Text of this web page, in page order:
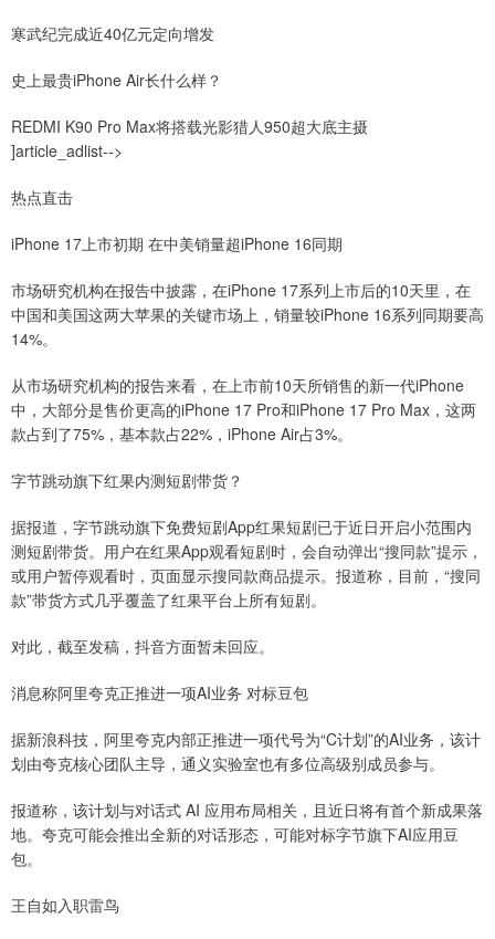
寒武纪完成近40亿元定向增发
史上最贵iPhone Air长什么样？
REDMI K90 Pro Max将搭载光影猎人950超大底主摄
]article_adlist-->
热点直击
iPhone 17上市初期 在中美销量超iPhone 16同期
市场研究机构在报告中披露，在iPhone 17系列上市后的10天里，在
中国和美国这两大苹果的关键市场上，销量较iPhone 16系列同期要高
14%。
从市场研究机构的报告来看，在上市前10天所销售的新一代iPhone
中，大部分是售价更高的iPhone 17 Pro和iPhone 17 Pro Max，这两
款占到了75%，基本款占22%，iPhone Air占3%。
字节跳动旗下红果内测短剧带货？
据报道，字节跳动旗下免费短剧App红果短剧已于近日开启小范围内
测短剧带货。用户在红果App观看短剧时，会自动弹出“搜同款”提示，
或用户暂停观看时，页面显示搜同款商品提示。报道称，目前，“搜同
款”带货方式几乎覆盖了红果平台上所有短剧。
对此，截至发稿，抖音方面暂未回应。
消息称阿里夸克正推进一项AI业务 对标豆包
据新浪科技，阿里夸克内部正推进一项代号为“C计划”的AI业务，该计
划由夸克核心团队主导，通义实验室也有多位高级别成员参与。
报道称，该计划与对话式 AI 应用布局相关，且近日将有首个新成果落
地。夸克可能会推出全新的对话形态，可能对标字节旗下AI应用豆
包。
王自如入职雷鸟